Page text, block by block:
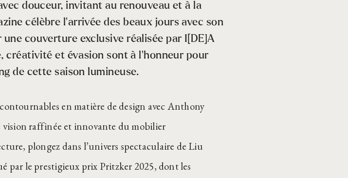
douceur, invitant au renouveau et à la
célèbre l’arrivée des beaux jours avec son
une couverture exclusive réalisée par I[DE]A
créativité et évasion sont à l’honneur pour
de cette saison lumineuse.
en matière de design avec Anthony
raffinée et innovante du mobilier
plongez dans l’univers spectaculaire de Liu
par le prestigieux prix Pritzker 2025, dont les